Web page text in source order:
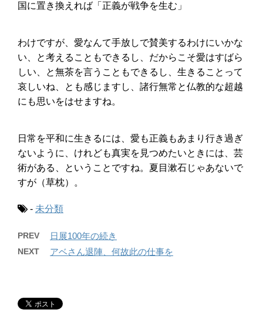
国に置き換えれば「正義が戦争を生む」
わけですが、愛なんて手放しで賛美するわけにいかな
い、と考えることもできるし、だからこそ愛はすばら
しい、と無茶を言うこともできるし、生きることって
哀しいね、とも感じますし、諸行無常と仏教的な超越
にも思いをはせますね。
日常を平和に生きるには、愛も正義もあまり行き過ぎ
ないように、けれども真実を見つめたいときには、芸
術がある、ということですね。夏目漱石じゃあないで
すが（草枕）。
- 未分類
PREV 日展100年の続き
NEXT アベさん退陣、何故此の仕事を